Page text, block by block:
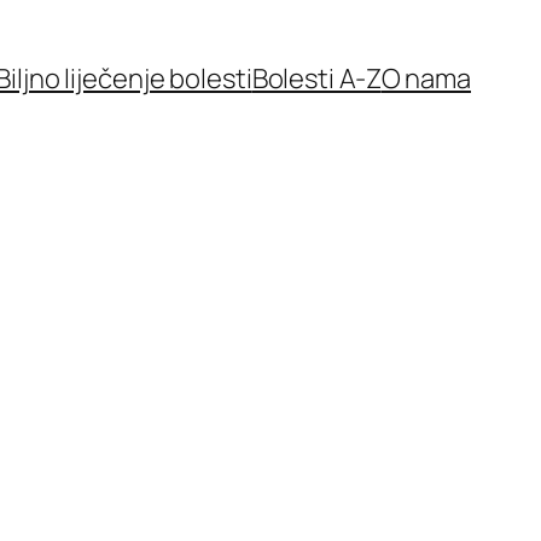
liječenje bolestiBolesti A-ZO nama